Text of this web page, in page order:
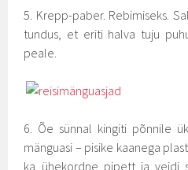
5. Krepp-paber. Rebimiseks.
tundus, et eriti halva tuju
peale.
6. Õe sünnal kingiti põnnile
mänguasi – pisike kaanega
ka ühekordne pipett ja veidi